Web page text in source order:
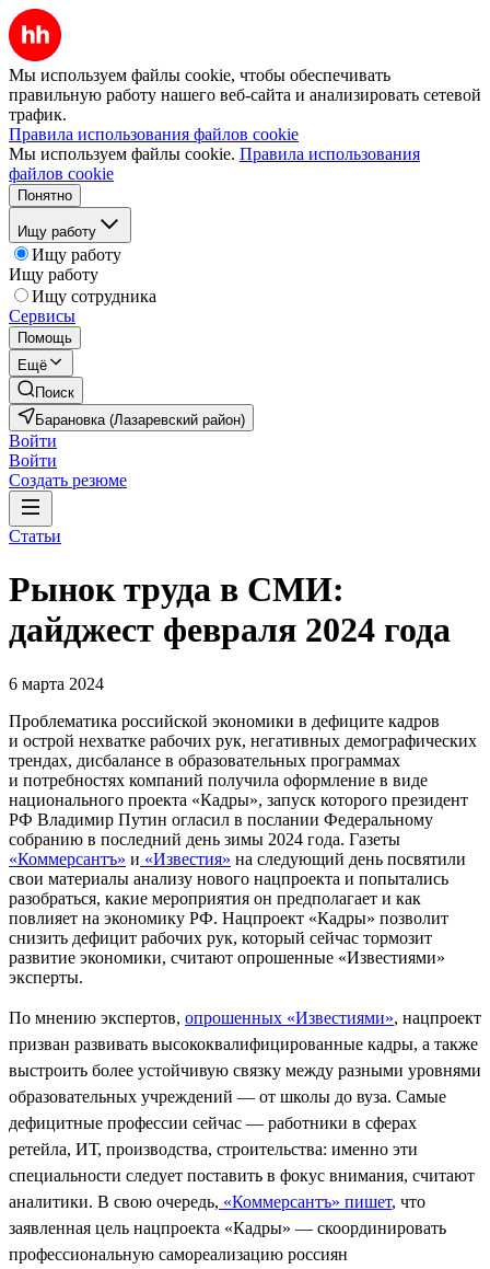
Мы используем файлы cookie, чтобы обеспечивать
правильную работу нашего веб-сайта и анализировать сетевой
трафик.
Правила использования файлов cookie
Мы используем файлы cookie. Правила использования
файлов cookie
Понятно
Ищу работу
Ищу работу
Ищу работу
Ищу сотрудника
Сервисы
Помощь
Ещё
Поиск
Барановка (Лазаревский район)
Войти
Войти
Создать резюме
Статьи
Рынок труда в СМИ:
дайджест февраля 2024 года
6 марта 2024
Проблематика российской экономики в дефиците кадров
и острой нехватке рабочих рук, негативных демографических
трендах, дисбалансе в образовательных программах
и потребностях компаний получила оформление в виде
национального проекта «Кадры», запуск которого президент
РФ Владимир Путин огласил в послании Федеральному
собранию в последний день зимы 2024 года. Газеты
«Коммерсантъ» и «Известия» на следующий день посвятили
свои материалы анализу нового нацпроекта и попытались
разобраться, какие мероприятия он предполагает и как
повлияет на экономику РФ. Нацпроект «Кадры» позволит
снизить дефицит рабочих рук, который сейчас тормозит
развитие экономики, считают опрошенные «Известиями»
эксперты.
По мнению экспертов, опрошенных «Известиями», нацпроект
призван развивать высококвалифицированные кадры, а также
выстроить более устойчивую связку между разными уровнями
образовательных учреждений — от школы до вуза. Самые
дефицитные профессии сейчас — работники в сферах
ретейла, ИТ, производства, строительства: именно эти
специальности следует поставить в фокус внимания, считают
аналитики. В свою очередь, «Коммерсантъ» пишет, что
заявленная цель нацпроекта «Кадры» — скоординировать
профессиональную самореализацию россиян